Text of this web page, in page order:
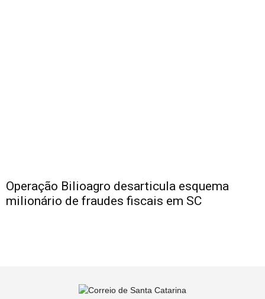
Operação Bilioagro desarticula esquema
milionário de fraudes fiscais em SC